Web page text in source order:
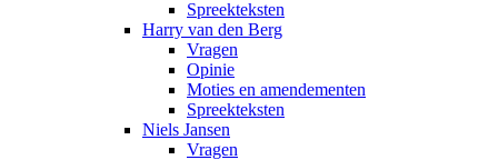
Spreekteksten
Harry van den Berg
Vragen
Opinie
Moties en amendementen
Spreekteksten
Niels Jansen
Vragen